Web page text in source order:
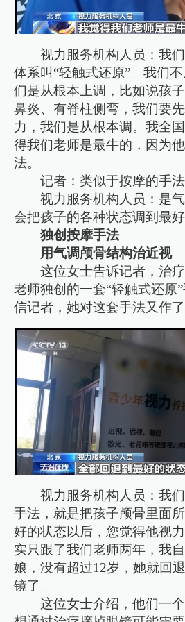
视力服务机构人员：我
体系叫“轻触式还原”。我们
们是从根本上调，比如说孩
鼻炎、有脊柱侧弯，我们要
力，我们是从根本调。我全
得我们老师是最牛的，因为
法。
记者：类似于按摩的手法
视力服务机构人员：是
会把孩子的各种状态调到最好
独创按摩手法
用气调颅骨结构治近视
这位女士告诉记者，治
老师独创的一套“轻触式还原
信记者，她对这套手法又作了
视力服务机构人员：我
手法，就是把孩子颅骨里面
好的状态以后，您觉得他视
实只跟了我们老师两年，我
娘，没有超过12岁，她就回
镜了。
这位女士介绍，他们一